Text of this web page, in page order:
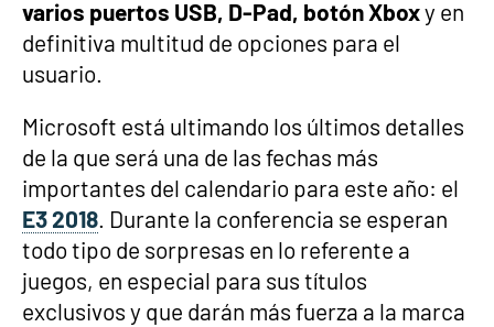
varios puertos USB, D-Pad, botón Xboxy en
definitiva multitud de opciones para el
usuario.
Microsoft está ultimando los últimos detalles
de la que será una de las fechas más
importantes del calendario para este año: el
E3 2018. Durante la conferencia se esperan
todo tipo de sorpresas en lo referente a
juegos, en especial para sus títulos
exclusivos y que darán más fuerza a la marca